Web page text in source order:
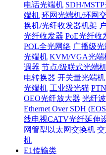
电话光端机 SDH/
端机 环网光端机/环网
换机/光纤收发器机架
光纤收发器 PoE光纤收
POL全光网络 广播级
光端机 KVM/VGA光端
调器 节点/级联式光端
电转换器 开关量光端机
光端机 工业级光猫
OEO光纤放大器 光纤
Ethernet Over SDH
线电视CATV光纤延伸
网管型以太网交换机
机
E1传输类